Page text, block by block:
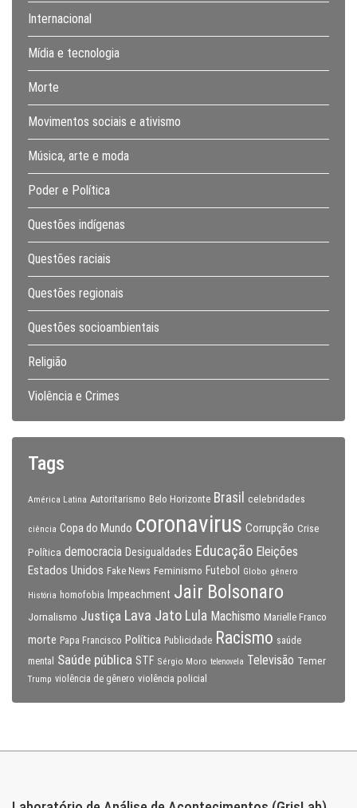
Internacional
Mídia e tecnologia
Morte
Movimentos sociais e ativismo
Música, arte e moda
Poder e Política
Questões indígenas
Questões raciais
Questões regionais
Questões socioambientais
Religião
Violência e Crimes
Tags
América Latina Autoritarismo Belo Horizonte Brasil celebridades
ciência Copa do Mundo coronavirus Corrupção Crise
Política democracia Desigualdades Educação Eleições
Estados Unidos Fake News Feminismo Futebol Globo gênero
História homofobia Impeachment Jair Bolsonaro
Jornalismo Justiça Lava Jato Lula Machismo Marielle Franco
morte Papa Francisco Política Publicidade Racismo saúde
mental
Saúde pública STF Sérgio Moro telenovela Televisão Temer
Trump violência de gênero violência policial